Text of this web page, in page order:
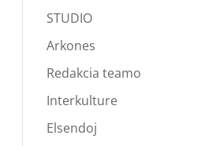
STUDIO
Arkones
Redakcia teamo
Interkulture
Elsendoj